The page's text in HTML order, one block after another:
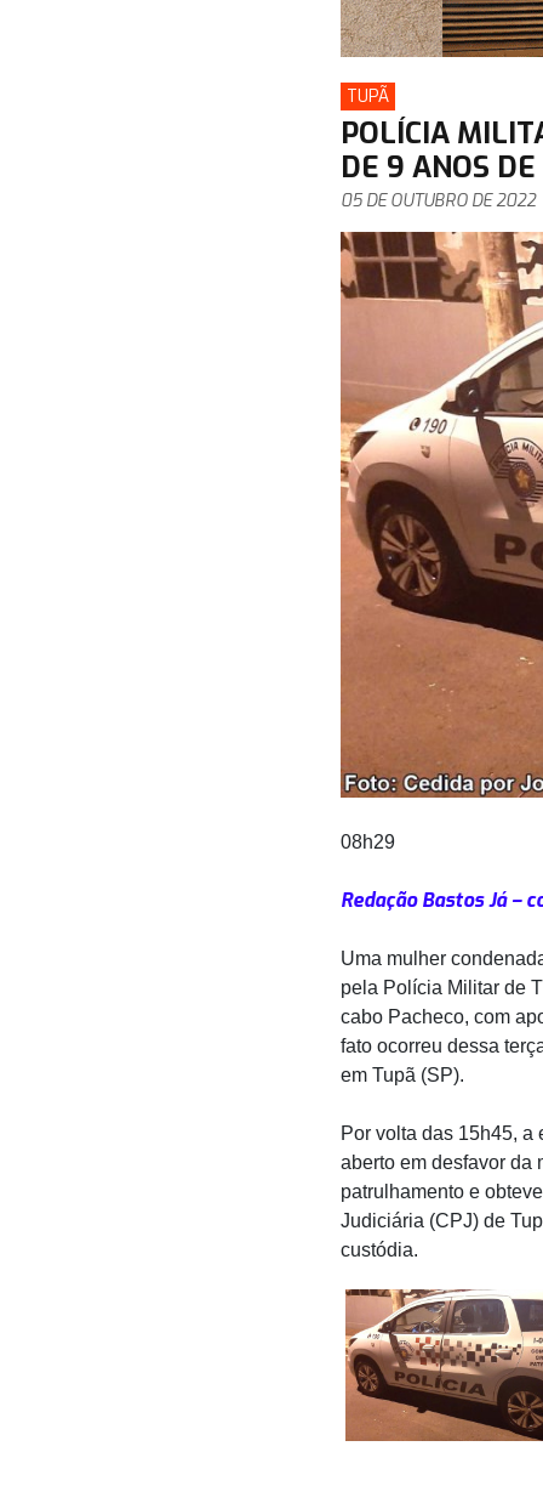
TUPÃ
POLÍCIA
DE 9 ANOS
05 DE OUTUBRO DE 2022
08h29
Redação Bastos Já –
Uma mulher
pela Polícia Militar de
cabo Pacheco, com
fato ocorreu dessa
em Tupã (SP).
Por volta das 15h45,
aberto em desfavor da
patrulhamento e
Judiciária (CPJ) de
custódia.